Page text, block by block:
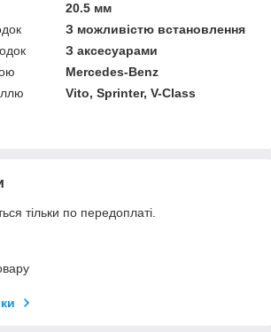
20.5 мм
З можливістю встановлення
З аксесуарами
Mercedes-Benz
Vito, Sprinter, V-Class
тільки по передоплаті.